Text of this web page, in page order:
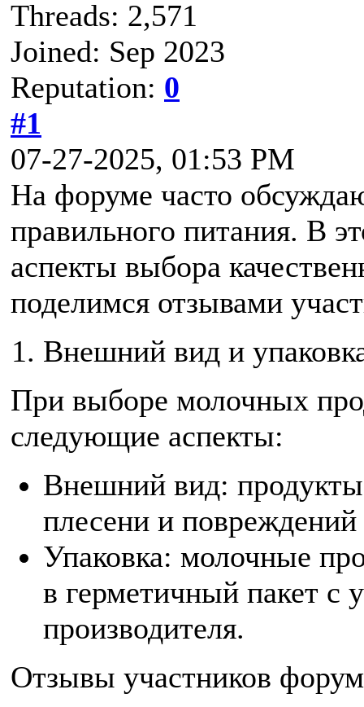
Threads: 2,571
Joined: Sep 2023
Reputation: 0
#1
07-27-2025, 01:53 PM
На форуме часто
правильного питания. В
аспекты выбора
поделимся отзывами
Внешний вид и
При выборе молочных
следующие аспекты:
Внешний вид:
плесени и повреждений
Упаковка: молочные
в герметичный пакет с
производителя.
Отзывы участников